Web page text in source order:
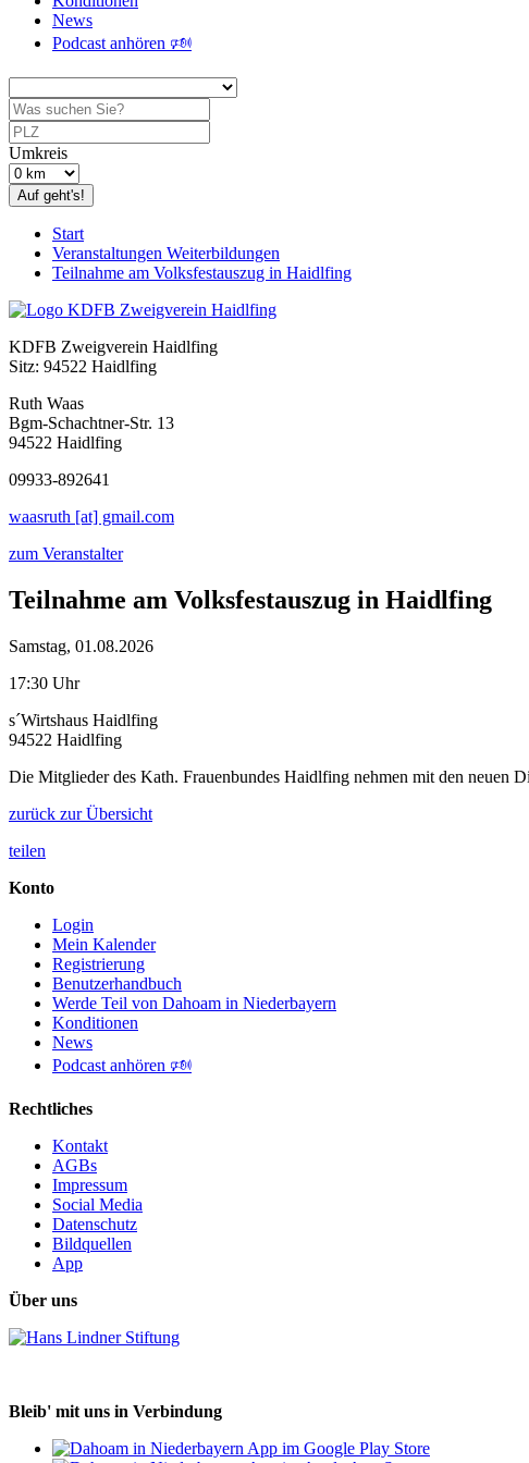
News
Podcast anhören 🕬
Umkreis
Auf geht's!
Start
Veranstaltungen Weiterbildungen
Teilnahme am Volksfestauszug in Haidlfing
KDFB Zweigverein Haidlfing
Sitz: 94522 Haidlfing
Ruth Waas
Bgm-Schachtner-Str. 13
94522 Haidlfing
09933-892641
waasruth [at] gmail.com
zum Veranstalter
Teilnahme am Volksfestauszug in Haidlfing
Samstag, 01.08.2026
17:30 Uhr
s´Wirtshaus Haidlfing
94522 Haidlfing
Die Mitglieder des Kath. Frauenbundes Haidlfing nehmen mit den neuen
zurück zur Übersicht
teilen
Konto
Login
Mein Kalender
Registrierung
Benutzerhandbuch
Werde Teil von Dahoam in Niederbayern
Konditionen
News
Podcast anhören 🕬
Rechtliches
Kontakt
AGBs
Impressum
Social Media
Datenschutz
Bildquellen
App
Über uns
Bleib' mit uns in Verbindung